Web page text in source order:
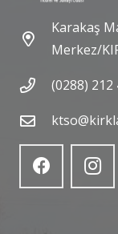
Karakaş
Merkez/
(0288) 212